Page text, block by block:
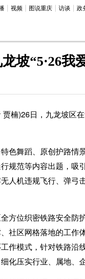
视频 图说重庆 访谈 政
坡“5·26
)26日，九龙坡区在
舞蹈、原创护路情
规范等内容出题，
人机违规飞行、弹
位织密铁路安全防
社区网格落地的工
作模式，针对铁路
化压实行业、属地、